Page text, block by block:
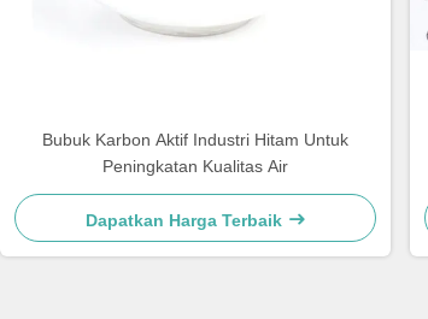
Bubuk Karbon Aktif Industri Hitam Untuk
Peningkatan Kualitas Air
Dapatkan Harga Terbaik